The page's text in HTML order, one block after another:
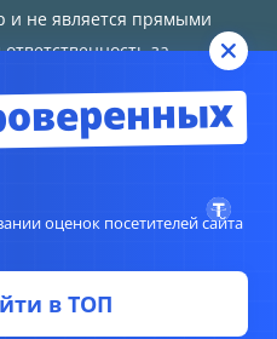
и не является прямыми
за
TORFOREX.COM
оценок посетителей сайта
в ТОП